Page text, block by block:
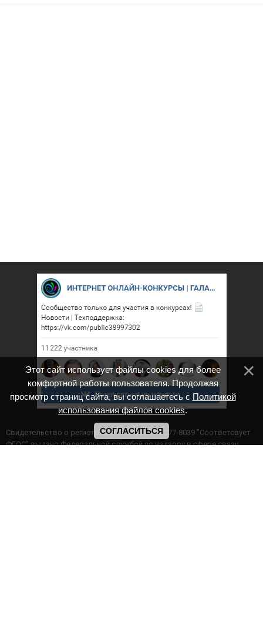
Cвидетельство о регистрации СМИ ИА № ФС77-8039 "Соответсвует
ФГОС" выдано Федеральной службой по надзору в сфере связи,
Этот сайт использует файлы cookies для более
комфортной работы пользователя. Продолжая
просмотр страниц сайта, вы соглашаетесь с Политикой
использования файлов cookies.
СОГЛАСИТЬСЯ